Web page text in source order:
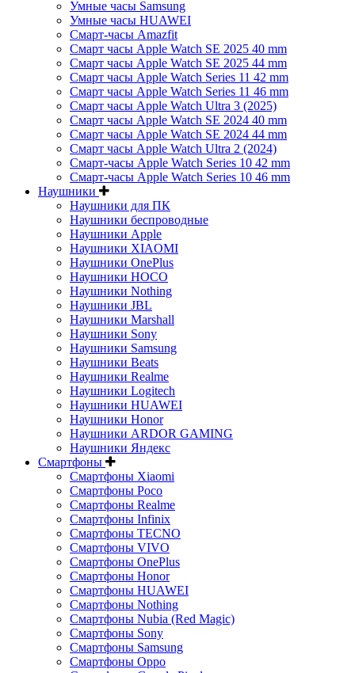
Умные часы Samsung
Умные часы HUAWEI
Смарт-часы Amazfit
Смарт часы Apple Watch SE 2025 40 mm
Смарт часы Apple Watch SE 2025 44 mm
Смарт часы Apple Watch Series 11 42 mm
Смарт часы Apple Watch Series 11 46 mm
Смарт часы Apple Watch Ultra 3 (2025)
Смарт часы Apple Watch SE 2024 40 mm
Смарт часы Apple Watch SE 2024 44 mm
Смарт часы Apple Watch Ultra 2 (2024)
Смарт-часы Apple Watch Series 10 42 mm
Смарт-часы Apple Watch Series 10 46 mm
Наушники
Наушники для ПК
Наушники беспроводные
Наушники Apple
Наушники XIAOMI
Наушники OnePlus
Наушники HOCO
Наушники Nothing
Наушники JBL
Наушники Marshall
Наушники Sony
Наушники Samsung
Наушники Beats
Наушники Realme
Наушники Logitech
Наушники HUAWEI
Наушники Honor
Наушники ARDOR GAMING
Наушники Яндекс
Смартфоны
Смартфоны Xiaomi
Смартфоны Poco
Смартфоны Realme
Смартфоны Infinix
Смартфоны TECNO
Смартфоны VIVO
Смартфоны OnePlus
Смартфоны Honor
Смартфоны HUAWEI
Смартфоны Nothing
Смартфоны Nubia (Red Magic)
Смартфоны Sony
Смартфоны Samsung
Смартфоны Oppo